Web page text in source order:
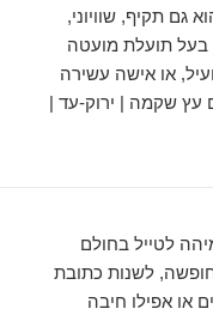
גם תקיף, שוויוני,
בעל תועלת מועטה
או אישה עשירה
עץ שקמה | ירוק-עד |
לטייל בחולם
לשנות כתובת
או אפילו חיבה